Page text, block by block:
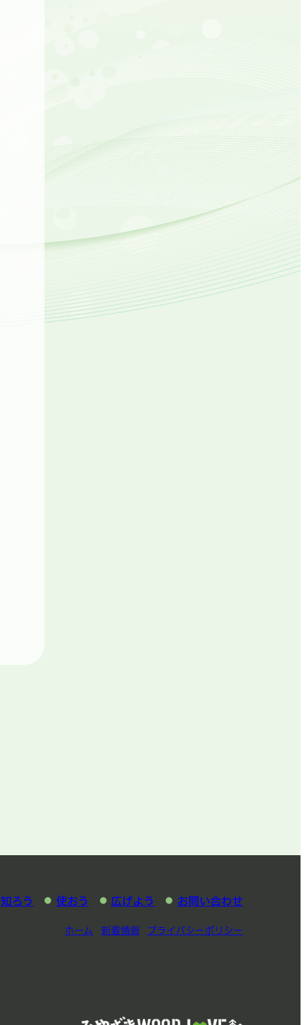
知ろう 使おう 広げよう お問い合わせ
ホーム 新着情報 プライバシーポリシー